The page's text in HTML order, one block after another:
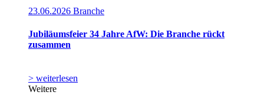
23.06.2026 Branche
Jubiläumsfeier 34 Jahre AfW: Die Branche rückt
zusammen
> weiterlesen
Weitere